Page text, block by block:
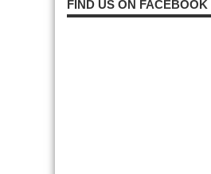
FIND US ON FACEBOOK